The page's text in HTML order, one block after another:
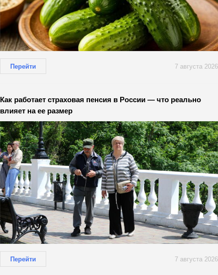
Перейти 7 августа 2026
Как работает страховая пенсия в России — что реально
влияет на ее размер
Перейти 7 августа 2026